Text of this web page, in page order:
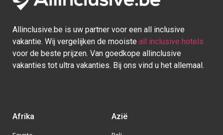
Allinclusive.be is uw partner voor een all inclusive
vakantie. Wij vergelijken de mooiste all inclusive hotels
voor de beste prijzen. Van goedkope allinclusive
vakanties tot ultra vakanties. Bij ons vind u het allemaal.
Afrika Azië